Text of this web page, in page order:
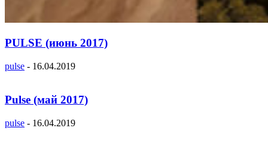
PULSE (июнь 2017)
pulse - 16.04.2019
Pulse (май 2017)
pulse - 16.04.2019